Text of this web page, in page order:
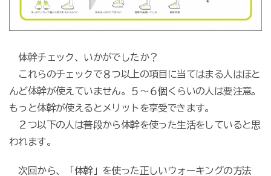
体幹チェック、いかがでしたか？
これらのチェックで８つ以上の項目に当てはまる人はほと
んど体幹が使えていません。５～６個くらいの人は要注意。
もっと体幹が使えるとメリットを享受できます。
２つ以下の人は普段から体幹を使った生活をしていると思
われます。
次回から、「体幹」を使った正しいウォーキングの方法